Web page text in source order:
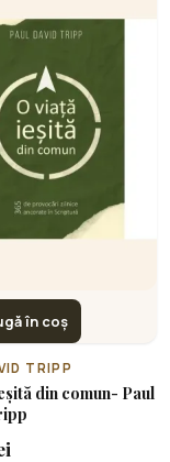
în coș
TRIPP
din comun- Paul